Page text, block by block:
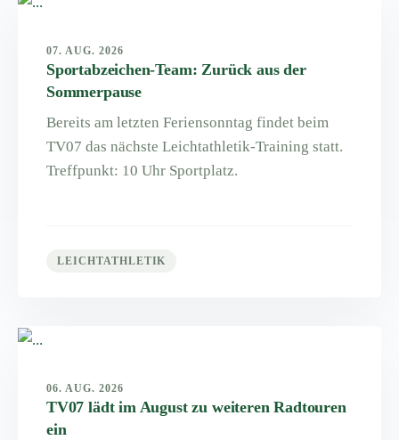
07. AUG. 2026
Sportabzeichen-Team: Zurück aus der
Sommerpause
Bereits am letzten Feriensonntag findet beim
TV07 das nächste Leichtathletik-Training statt.
Treffpunkt: 10 Uhr Sportplatz.
LEICHTATHLETIK
06. AUG. 2026
TV07 lädt im August zu weiteren Radtouren
ein